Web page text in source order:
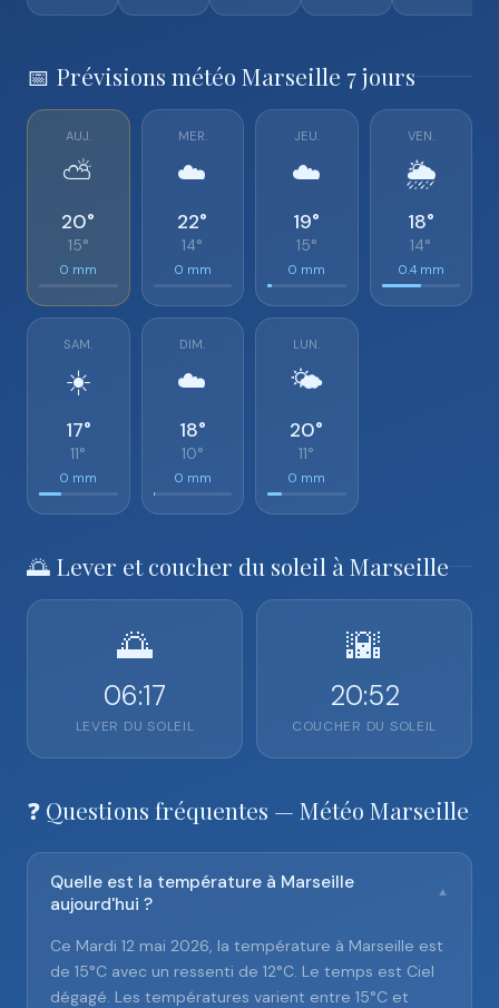
📅 Prévisions météo Marseille 7 jours
AUJ.
⛅
20°
15°
0 mm
MER.
☁️
22°
14°
0 mm
JEU.
☁️
19°
15°
0 mm
VEN.
🌦️
18°
14°
0.4 mm
SAM.
☀️
17°
11°
0 mm
DIM.
☁️
18°
10°
0 mm
LUN.
🌤️
20°
11°
0 mm
🌅 Lever et coucher du soleil à Marseille
🌅
06:17
LEVER DU SOLEIL
🌇
20:52
COUCHER DU SOLEIL
❓ Questions fréquentes — Météo Marseille
Quelle est la température à Marseille
aujourd'hui ?
▼
Ce Mardi 12 mai 2026, la température à Marseille est
de 15°C avec un ressenti de 12°C. Le temps est Ciel
dégagé. Les températures varient entre 15°C et